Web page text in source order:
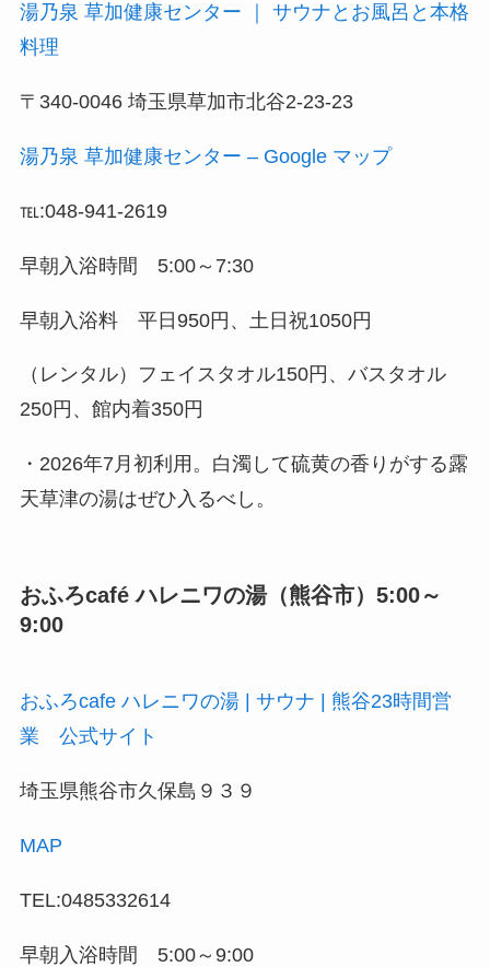
湯乃泉 草加健康センター ｜ サウナとお風呂と本格
料理
〒340-0046 埼玉県草加市北谷2-23-23
湯乃泉 草加健康センター – Google マップ
℡:048-941-2619
早朝入浴時間 5:00～7:30
早朝入浴料 平日950円、土日祝1050円
（レンタル）フェイスタオル150円、バスタオル
250円、館内着350円
・2026年7月初利用。白濁して硫黄の香りがする露
天草津の湯はぜひ入るべし。
おふろcafé ハレニワの湯（熊谷市）5:00～
9:00
おふろcafe ハレニワの湯 | サウナ | 熊谷23時間営
業 公式サイト
埼玉県熊谷市久保島９３９
MAP
TEL:0485332614
早朝入浴時間 5:00～9:00